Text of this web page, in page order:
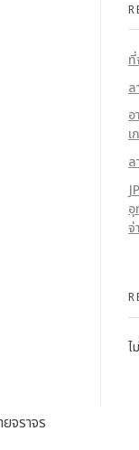
จราจร
อ
เ
ล
จ่
ไ